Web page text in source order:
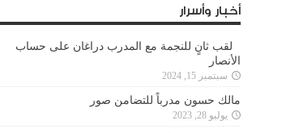
أخبار وأسرار
لقب ثانٍ للنجمة مع المدرب دراغان على حساب
الأنصار
سبتمبر 15, 2024
مالك حسون مدرباً للتضامن صور
يوليو 28, 2023